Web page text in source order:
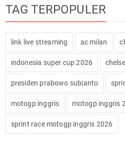
TAG TERPOPULER
link live streaming ac milan
indonesia super cup 2026
presiden prabowo subianto
motogp inggris motogp inggris
sprint race motogp inggris 2026